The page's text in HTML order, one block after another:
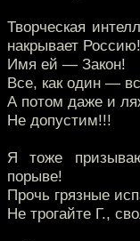
Творческая
накрывает Россию!
Имя ей — Закон!
Все, как один —
А потом даже и
Не допустим!!!
Я тоже
порыве!
Прочь грязные
Не трогайте Г.,